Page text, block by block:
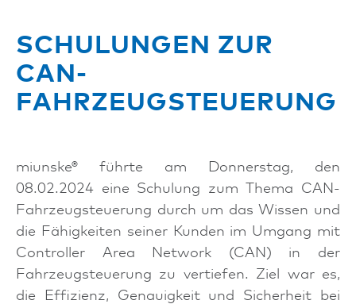
SCHULUNGEN ZUR
CAN-
FAHRZEUGSTEUERUNG
miunske® führte am Donnerstag, den
08.02.2024 eine Schulung zum Thema CAN-
Fahrzeugsteuerung durch um das Wissen und
die Fähigkeiten seiner Kunden im Umgang mit
Controller Area Network (CAN) in der
Fahrzeugsteuerung zu vertiefen. Ziel war es,
die Effizienz, Genauigkeit und Sicherheit bei